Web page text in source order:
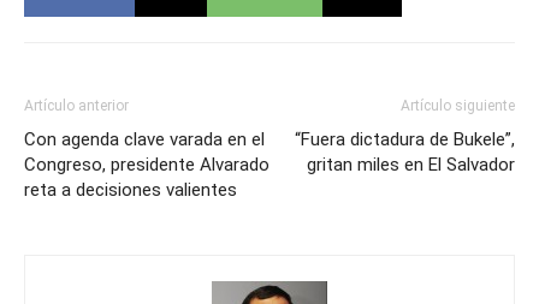
Artículo anterior
Con agenda clave varada en el
Congreso, presidente Alvarado
reta a decisiones valientes
Artículo siguiente
“Fuera dictadura de Bukele”,
gritan miles en El Salvador